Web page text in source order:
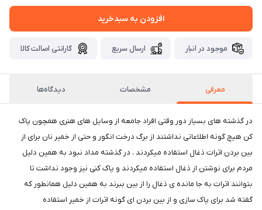
افزودن به سبدخرید
موجود در انبار ارسال سریع گارانتی اصالت کالا
معرفی مشخصات دیدگاه‌ها
در گذشته های بسیار دور وقتی افراد جامعه از وسایل های هنری همچون پاک
کن هیچ گونه اطلاعاتی نداشتند از برگ درخت انگور و حتی از خمیر نان برای از
بین بردن اثرات ذغال استفاده میکردند ، در گذشته مداد نبود به همین دلیل
مردم برای نوشتن از ذغال استفاده میکردند و پاک کنی نیز وجود نداشت تا
بتوانند اثرات به جا مانده ی ذغال را از بین ببرند به همین دلیل همانطور که
گفته شد برای پاک سازی و از بین بردن ای گونه اثرات از خمیر استفاده